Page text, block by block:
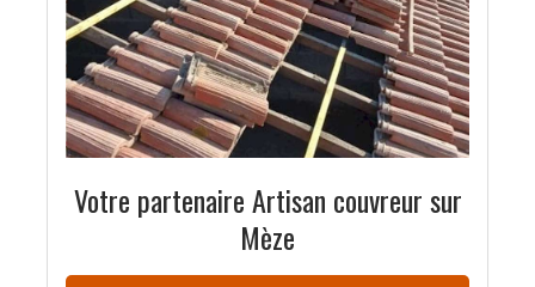
Votre partenaire Artisan couvreur sur
Mèze